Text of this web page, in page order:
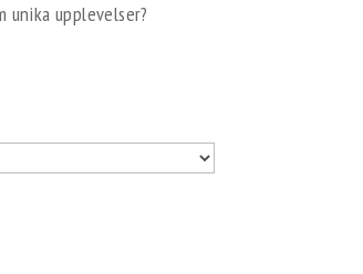
unika upplevelser?